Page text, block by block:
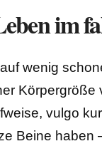
im
wenig
vulgo
Beine haben